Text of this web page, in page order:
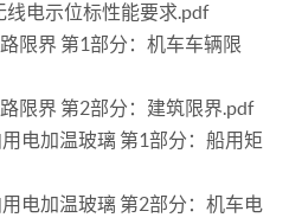
电示位标性能要求.pdf
限界 第1部分：机车车辆限
限界 第2部分：建筑限界.pdf
电加温玻璃 第1部分：船用矩
电加温玻璃 第2部分：机车电